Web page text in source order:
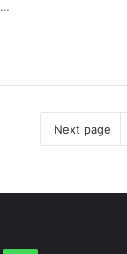
Next page